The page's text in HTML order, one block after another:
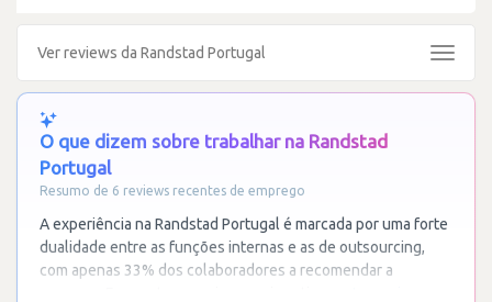
Ver reviews da Randstad Portugal
Toggle
O que dizem sobre trabalhar na Randstad
Portugal
Resumo de 6 reviews recentes de emprego
A experiência na Randstad Portugal é marcada por uma forte
dualidade entre as funções internas e as de outsourcing,
com apenas 33% dos colaboradores a recomendar a